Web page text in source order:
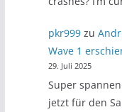
pkr999 zu
Wave 1
29. Juli 2025
Super
jetzt für den